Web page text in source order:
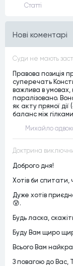
Статтi
Нові коментарі
Правова позиція
суперечать
важлива в
паралізовано.
як акту прямої
баланс між
Михайло
Доброго дня!
Хотів би спитати,
Дуже хотів
😰.
Будь ласка,
Буду Вам щиро
Всього Вам
З повагою до Вас,